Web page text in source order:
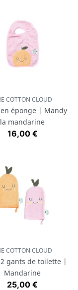
COTTON CLOUD
éponge | Mandy
la mandarine
Prix
16,00 €
COTTON CLOUD
gants de toilette |
Mandarine
Prix
25,00 €